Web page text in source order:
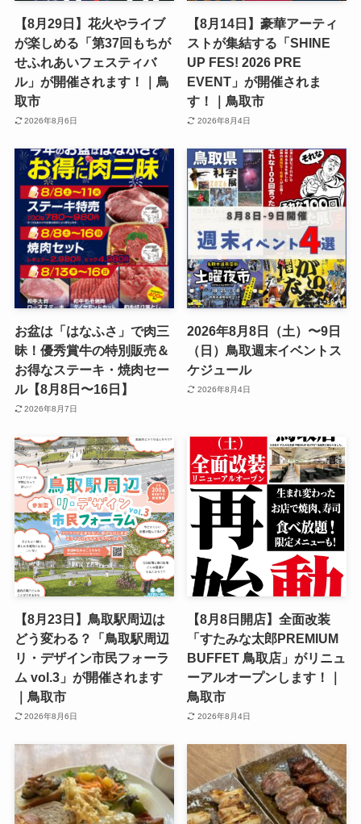
【8月29日】花火やライブ
が楽しめる「第37回もちが
せふれあいフェスティバ
ル」が開催されます！｜鳥
取市
2026年8月6日
【8月14日】豪華アーティ
ストが集結する「SHINE
UP FES! 2026 PRE
EVENT」が開催されま
す！｜鳥取市
2026年8月4日
お盆は「はなふさ」で肉三
昧！優秀賞牛の特別販売＆
お得なステーキ・焼肉セー
ル【8月8日〜16日】
2026年8月7日
2026年8月8日（土）〜9日
（日）鳥取週末イベントス
ケジュール
2026年8月4日
【8月23日】鳥取駅周辺は
どう変わる？「鳥取駅周辺
リ・デザイン市民フォーラ
ム vol.3」が開催されます
｜鳥取市
2026年8月6日
【8月8日開店】全面改装
「すたみな太郎PREMIUM
BUFFET 鳥取店」がリニュ
ーアルオープンします！｜
鳥取市
2026年8月4日